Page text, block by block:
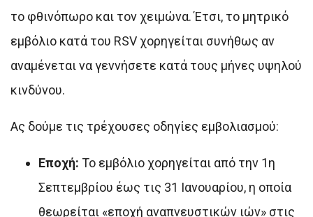
το φθινόπωρο και τον χειμώνα. Έτσι, το μητρικό
εμβόλιο κατά του RSV χορηγείται συνήθως αν
αναμένεται να γεννήσετε κατά τους μήνες υψηλού
κινδύνου.
Ας δούμε τις τρέχουσες οδηγίες εμβολιασμού:
Εποχή: Το εμβόλιο χορηγείται από την 1η
Σεπτεμβρίου έως τις 31 Ιανουαρίου, η οποία
θεωρείται «εποχή αναπνευστικών ιών» στις